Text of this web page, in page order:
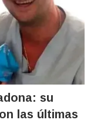
su
las últimas